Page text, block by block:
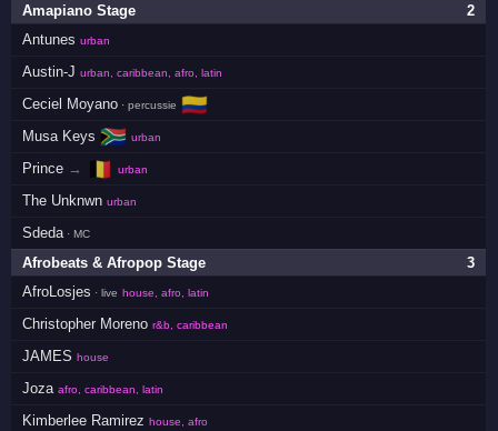
2
Amapiano Stage
Antunes urban
Austin-J urban, caribbean, afro, latin
Ceciel Moyano · percussie 🇨🇴
Musa Keys 🇿🇦 urban
Prince → 🇧🇪 urban
The Unknwn urban
Sdeda· MC
3
Afrobeats & Afropop Stage
AfroLosjes · live house, afro, latin
Christopher Moreno r&b, caribbean
JAMES house
Joza afro, caribbean, latin
Kimberlee Ramirez house, afro